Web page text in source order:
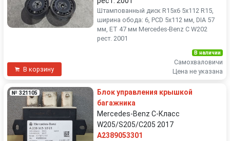
Штампованный диск R15x6 5x112 R15,
ширина обода: 6, PCD 5x112 мм, DIA 57
мм, ET 47 мм Mercedes-Benz C W202
рест. 2001
В корзину
В наличии
Самохваловичи
Цена не указана
№ 321105
Блок управления крышкой
багажника
Mercedes-Benz C-Класс
W205/S205/C205 2017
A2389053301